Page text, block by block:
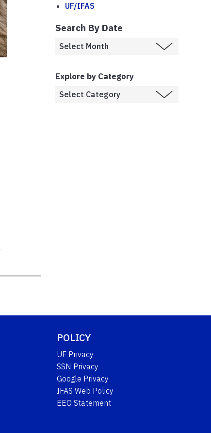
UF/IFAS
Search By Date
Explore by Category
POLICY
UF Privacy
SSN Privacy
Google Privacy
IFAS Web Policy
EEO Statement